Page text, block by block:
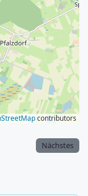
contributors
Nächstes